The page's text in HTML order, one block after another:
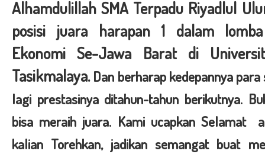
Alhamdulillah SMA Terpadu Riyadlul
posisi juara harapan 1 dalam
Ekonomi Se-Jawa Barat di
Tasikmalaya. Dan berharap kedepannya
lagi prestasinya ditahun-tahun berikutnya.
bisa meraih juara. Kami ucapkan Selamat
kalian Torehkan, jadikan semangat buat